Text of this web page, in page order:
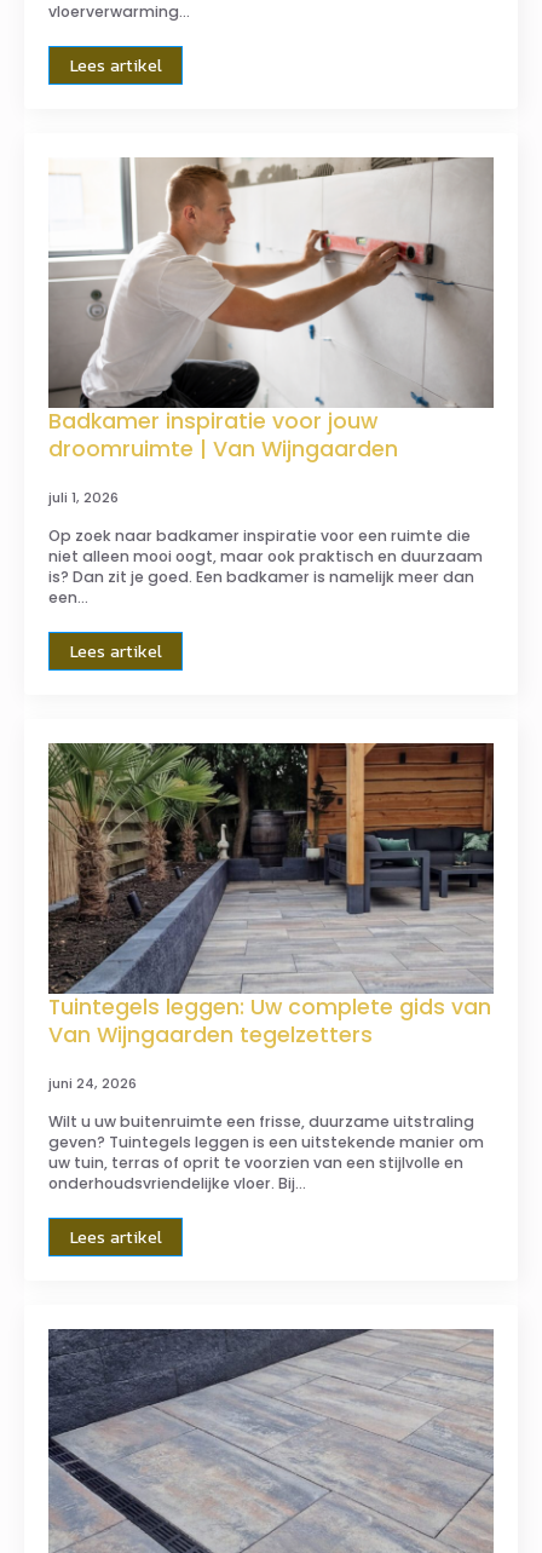
vloerverwarming…
Lees artikel
Badkamer inspiratie voor jouw
droomruimte | Van Wijngaarden
juli 1, 2026
Op zoek naar badkamer inspiratie voor een ruimte die
niet alleen mooi oogt, maar ook praktisch en duurzaam
is? Dan zit je goed. Een badkamer is namelijk meer dan
een…
Lees artikel
Tuintegels leggen: Uw complete gids van
Van Wijngaarden tegelzetters
juni 24, 2026
Wilt u uw buitenruimte een frisse, duurzame uitstraling
geven? Tuintegels leggen is een uitstekende manier om
uw tuin, terras of oprit te voorzien van een stijlvolle en
onderhoudsvriendelijke vloer. Bij…
Lees artikel